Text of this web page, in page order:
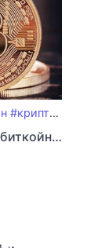
#криптовалюта
Мини-опрос. Вы уже прикупили биткойнов?